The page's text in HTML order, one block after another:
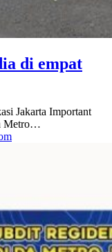
di empat
Jakarta Important
Metro…